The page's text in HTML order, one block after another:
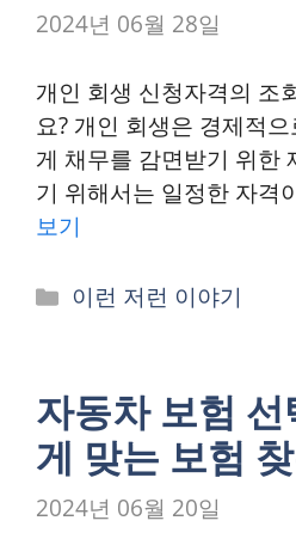
2024년 06월 28일
개인 회생 신청자격의 조
요? 개인 회생은 경제적
게 채무를 감면받기 위한
기 위해서는 일정한 자격
보기
카
리
이런 저런 이야기
자동차 보험 선
게 맞는 보험
2024년 06월 20일